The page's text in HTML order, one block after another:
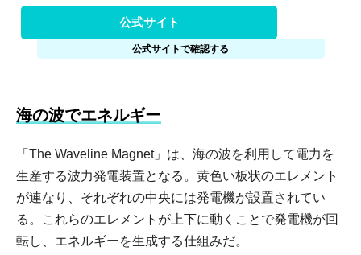
公式サイト
公式サイトで確認する
海の波でエネルギー
「The Waveline Magnet」は、海の波を利用して電力を
生産する波力発電装置となる。黄色い板状のエレメント
が連なり、それぞれの中央には発電機が設置されてい
る。これらのエレメントが上下に動くことで発電機が回
転し、エネルギーを生成する仕組みだ。